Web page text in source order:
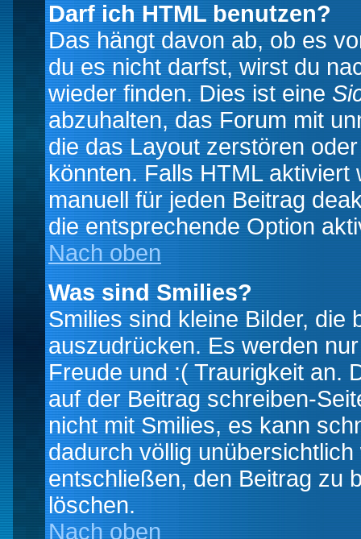
Darf ich HTML benutzen?
Das hängt davon ab, ob es
du es nicht darfst, wirst du
wieder finden. Dies ist eine
abzuhalten, das Forum mit
die das Layout zerstören
könnten. Falls HTML
manuell für jeden Beitrag
die entsprechende Option
Nach oben
Was sind Smilies?
Smilies sind kleine Bilder, die
auszudrücken. Es werden
Freude und :( Traurigkeit an.
auf der Beitrag schreiben-
nicht mit Smilies, es kann
dadurch völlig
entschließen, den Beitrag zu
löschen.
Nach oben